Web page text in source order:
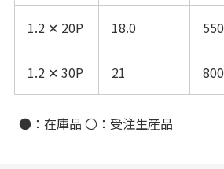
1.2 ✕ 20P 18.0 550
1.2 ✕ 30P 21 800
●：在庫品 〇：受注生産品